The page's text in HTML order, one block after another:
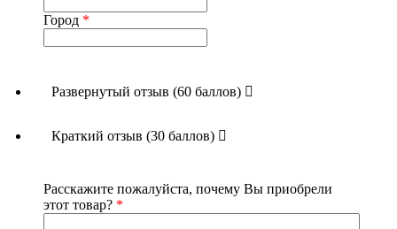
Условия хранения: хранить в сухом месте при комнатной
температуре. Срок годности: 2 года.
Продукция соответствует установленным требованиям
Страна производства: Россия
Город *
Развернутый отзыв (60 баллов)
Краткий отзыв (30 баллов)
Расскажите пожалуйста, почему Вы приобрели
этот товар? *